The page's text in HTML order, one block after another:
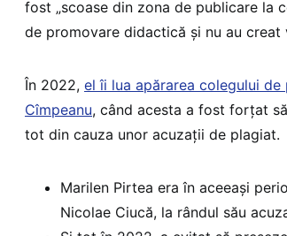
fost „scoase din zona de publicare la
de promovare didactică și nu au creat
În 2022, el îi lua apărarea colegului
Cîmpeanu, când acesta a fost forțat
tot din cauza unor acuzații de plagiat.
Marilen Pirtea era în aceeași
Nicolae Ciucă, la rândul său